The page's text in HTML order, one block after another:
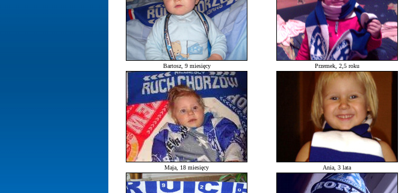
Bartosz, 9 miesięcy Przemek, 2,5 roku
Maja, 18 miesięcy Ania, 3 lata